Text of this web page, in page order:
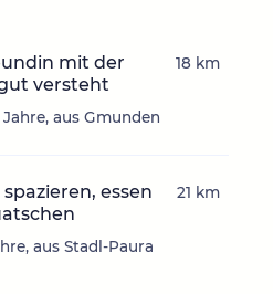
mit der
versteht
Jahre, aus Gmunden
18 km
essen
aus Stadl-Paura
21 km